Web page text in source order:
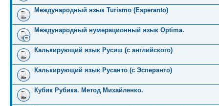
Международный язык Turismo (Esperanto)
Международный нумерационный язык Optima.
Калькирующий язык Русиш (с английского)
Калькирующий язык Русанто (с Эсперанто)
Кубик Рубика. Метод Михайленко.